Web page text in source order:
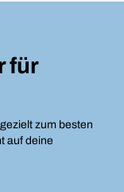
für
zum besten
auf deine